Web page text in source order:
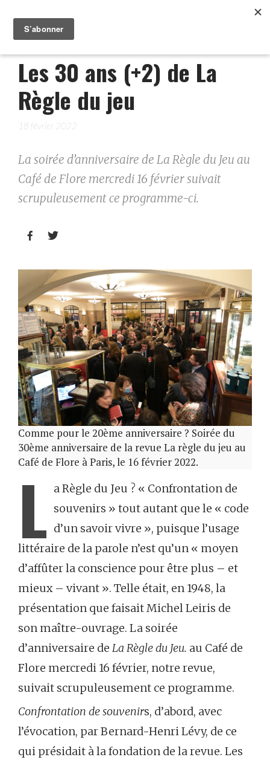
Les 30 ans (+2) de La
Règle du jeu
18 février 2022
La soirée d’anniversaire de La Règle du Jeu au
Café de Flore mercredi 16 février suivait
scrupuleusement ce programme-ci.
 
Comme pour le 20ème anniversaire ? Soirée du
30ème anniversaire de la revue La règle du jeu au
Café de Flore à Paris, le 16 février 2022.
L a Règle du Jeu ? « Confrontation de
souvenirs » tout autant que le « code
d’un savoir vivre », puisque l’usage
littéraire de la parole n’est qu’un « moyen
d’affûter la conscience pour être plus – et
mieux – vivant ». Telle était, en 1948, la
présentation que faisait Michel Leiris de
son maître-ouvrage. La soirée
d’anniversaire de La Règle du Jeu. au Café de
Flore mercredi 16 février, notre revue,
suivait scrupuleusement ce programme.
Confrontation de souvenirs, d’abord, avec
l’évocation, par Bernard-Henri Lévy, de ce
qui présidait à la fondation de la revue. Les